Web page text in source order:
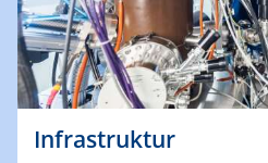
Infrastruktur